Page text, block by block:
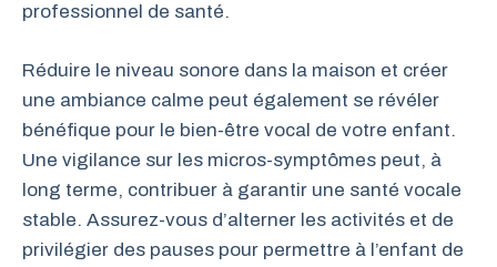
professionnel de santé.
Réduire le niveau sonore dans la maison et créer
une ambiance calme peut également se révéler
bénéfique pour le bien-être vocal de votre enfant.
Une vigilance sur les micros-symptômes peut, à
long terme, contribuer à garantir une santé vocale
stable. Assurez-vous d’alterner les activités et de
privilégier des pauses pour permettre à l’enfant de